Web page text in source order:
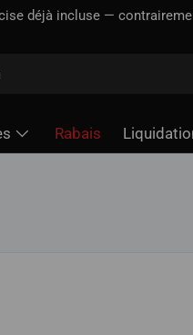
déjà incluse —
Rabais